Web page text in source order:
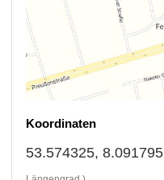
Koordinaten
53.574325, 8.091795